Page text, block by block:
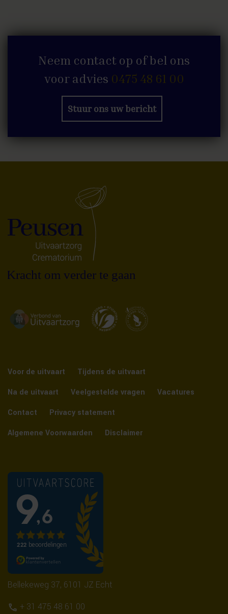
Neem contact op of bel ons
voor advies 0475 48 61 00
Stuur ons uw bericht
Voor de uitvaart
Tijdens de uitvaart
Na de uitvaart
Veelgestelde vragen
Vacatures
Contact
Privacy statement
Algemene Voorwaarden
Disclaimer
Bellekeweg 37, 6101 JZ Echt
+ 31 475 48 61 00